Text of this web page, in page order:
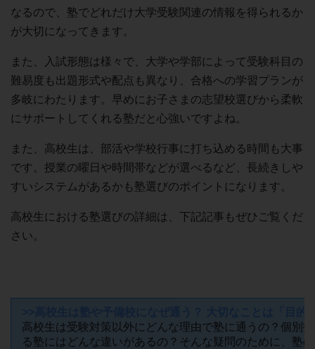
なるので、塾でどれだけ大学受験関連の情報を得られるか
が大切になってきます。
また、入試形態は様々で、大学や学部によって受験科目の
難易度も出題形式や配点も異なり、合格への学習プランが
多岐にわたります。早めにお子さまの志望校選びから柔軟
にサポートしてくれる塾だと心強いですよね。
また、高校生は、部活や学校行事に打ち込める時間も大事
です。授業の曜日や時間帯などが選べるなど、長続きしや
すいシステムがあるかも塾選びのポイントになります。
高校生における塾選びの詳細は、下記記事もぜひご覧くだ
さい。
高校生は受験対策以外にどんな理由で塾に通うの？個別
る塾にはどんな違いがあるの？そんな疑問のために、塾